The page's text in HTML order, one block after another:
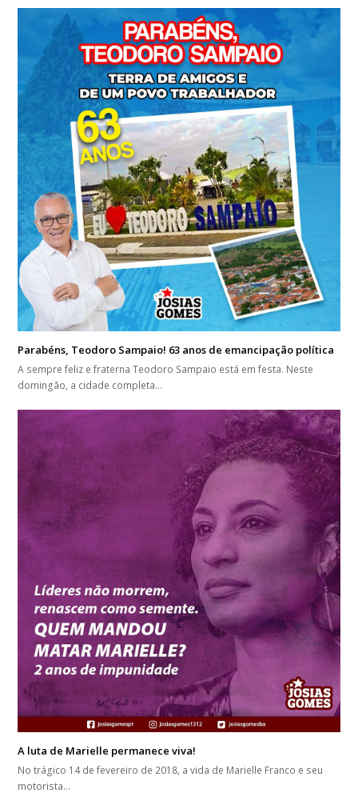
Parabéns, Teodoro Sampaio! 63 anos de emancipação política
A sempre feliz e fraterna Teodoro Sampaio está em festa. Neste
domingão, a cidade completa…
A luta de Marielle permanece viva!
No trágico 14 de fevereiro de 2018, a vida de Marielle Franco e seu
motorista…